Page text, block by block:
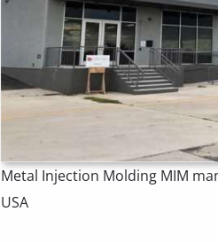
Metal Injection Molding MIM
USA